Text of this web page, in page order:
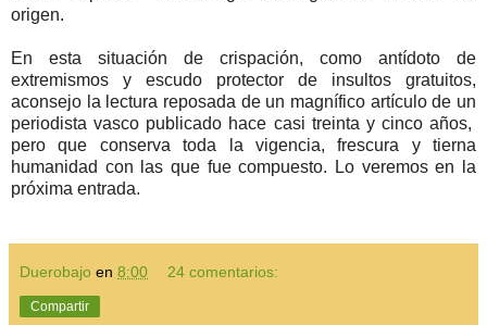
origen.
En esta situación de crispación, como antídoto de
extremismos y escudo protector de insultos gratuitos,
aconsejo la lectura reposada de un magnífico artículo de un
periodista vasco publicado hace casi treinta y cinco años,
pero que conserva toda la vigencia, frescura y tierna
humanidad con las que fue compuesto. Lo veremos en la
próxima entrada.
Duerobajo en 8:00 24 comentarios:
Compartir